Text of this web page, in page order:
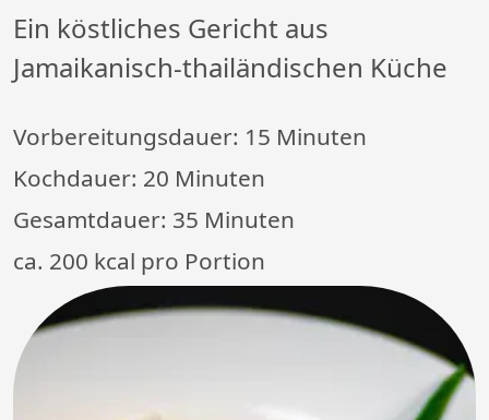
Ein köstliches Gericht aus
Jamaikanisch-thailändischen Küche
Vorbereitungsdauer: 15 Minuten
Kochdauer: 20 Minuten
Gesamtdauer: 35 Minuten
ca. 200 kcal pro Portion